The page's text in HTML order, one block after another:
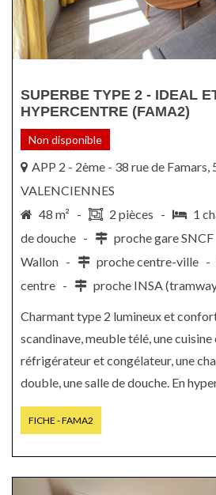
SUPERBE TYPE 2 - IDEAL
HYPERCENTRE (FAMA2)
Non disponible
APP 2 - 2ème - 38 rue de Famars,
VALENCIENNES
48 m² -
2 pièces - 1
de douche -
proche gare
Wallon -
proche centre-ville -
centre -
proche INSA
Charmant type 2 lumineux et
scandinave, meuble télé, une cuisine
réfrigérateur et congélateur, une
double, une salle de douche. En
FICHE - FAMA2